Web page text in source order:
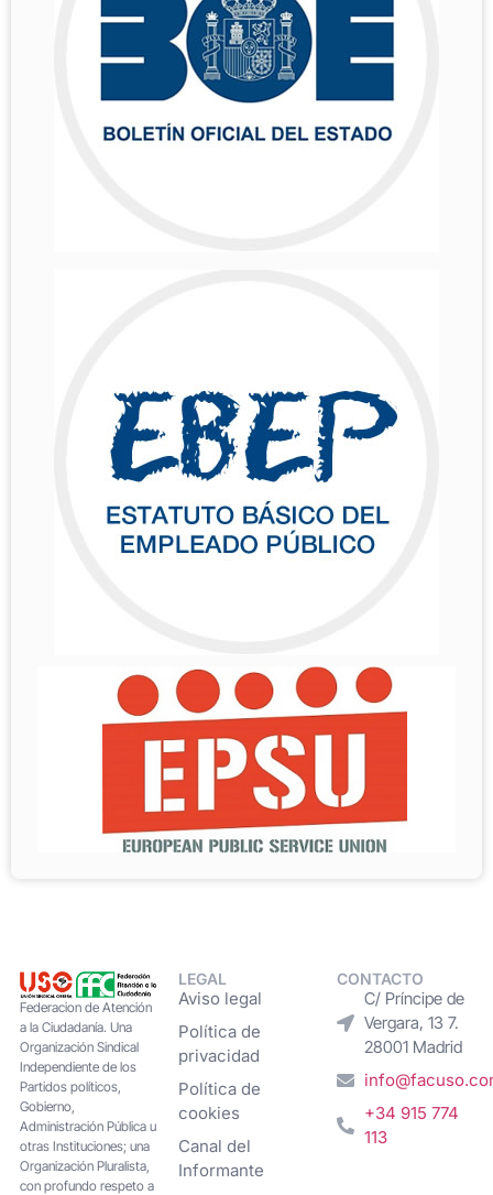
Federacion de Atención
a la Ciudadanía. Una
Organización Sindical
Independiente de los
Partidos políticos,
Gobierno,
Administración Pública u
otras Instituciones; una
Organización Pluralista,
con profundo respeto a
LEGAL
Aviso legal
Política de
privacidad
Política de
cookies
Canal del
Informante
CONTACTO
C/ Príncipe de
Vergara, 13 7.
28001 Madrid
+34 915 774
113